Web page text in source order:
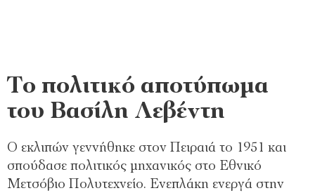
Το πολιτικό αποτύπωμα
του Βασίλη Λεβέντη
Ο εκλιπών γεννήθηκε στον Πειραιά το 1951 και
σπούδασε πολιτικός μηχανικός στο Εθνικό
Μετσόβιο Πολυτεχνείο. Ενεπλάκη ενεργά στην